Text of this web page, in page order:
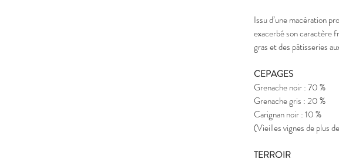
Issu d’une macération
exacerbé son caractère
gras et des pâtisseries
CEPAGES
Grenache noir : 70 %
Grenache gris : 20 %
Carignan noir : 10 %
(Vieilles vignes de plus
TERROIR